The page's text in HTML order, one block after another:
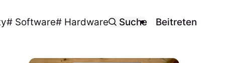
# Software# Hardware Suche Beitreten